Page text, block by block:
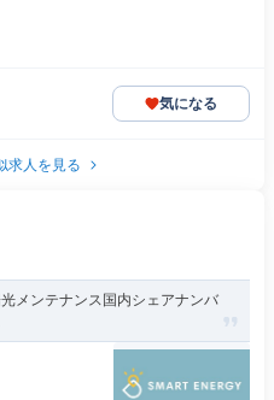
気になる
求人を見る
メンテナンス国内シェアナンバ